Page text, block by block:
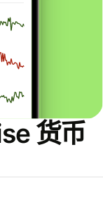
货币